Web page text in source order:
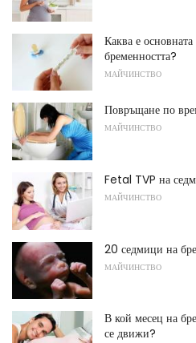
Каква е
бременността?
МАЙЧИНСТВО
Повръщане по
МАЙЧИНСТВО
Fetal TVP на
МАЙЧИНСТВО
20 седмици на
МАЙЧИНСТВО
В кой месец на
се движи?